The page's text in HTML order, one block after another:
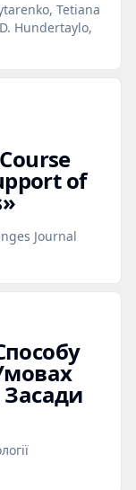
Tetiana
Hundertaylo,
of
Journal
Засади